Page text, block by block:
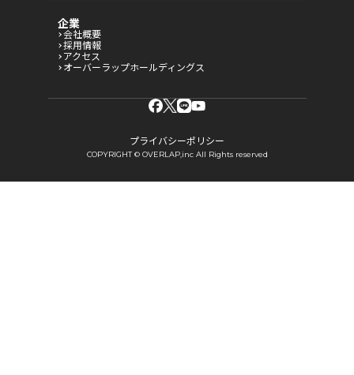
企業
会社概要
採用情報
アクセス
オーバーラップホールディングス
プライバシーポリシー
COPYRIGHT © OVERLAP,inc All Rights reserved